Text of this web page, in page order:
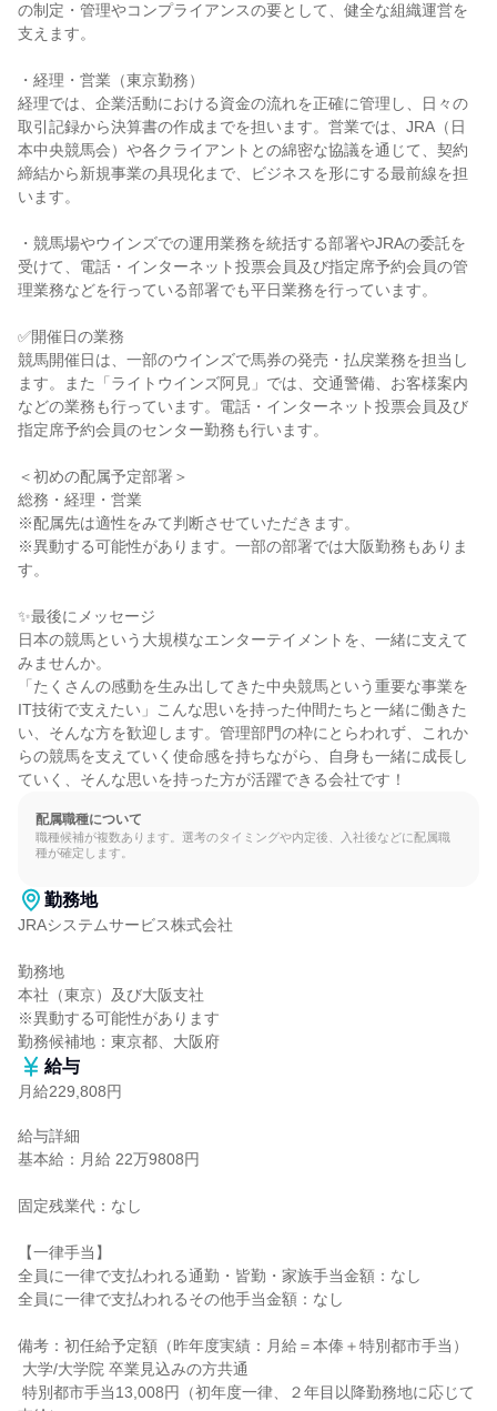
の制定・管理やコンプライアンスの要として、健全な組織運営を
支えます。
・経理・営業（東京勤務）
経理では、企業活動における資金の流れを正確に管理し、日々の
取引記録から決算書の作成までを担います。営業では、JRA（日
本中央競馬会）や各クライアントとの綿密な協議を通じて、契約
締結から新規事業の具現化まで、ビジネスを形にする最前線を担
います。
・競馬場やウインズでの運用業務を統括する部署やJRAの委託を
受けて、電話・インターネット投票会員及び指定席予約会員の管
理業務などを行っている部署でも平日業務を行っています。
✅開催日の業務
競馬開催日は、一部のウインズで馬券の発売・払戻業務を担当し
ます。また「ライトウインズ阿見」では、交通警備、お客様案内
などの業務も行っています。電話・インターネット投票会員及び
指定席予約会員のセンター勤務も行います。
＜初めの配属予定部署＞
総務・経理・営業
※配属先は適性をみて判断させていただきます。
※異動する可能性があります。一部の部署では大阪勤務もありま
す。
✨最後にメッセージ
日本の競馬という大規模なエンターテイメントを、一緒に支えて
みませんか。
「たくさんの感動を生み出してきた中央競馬という重要な事業を
IT技術で支えたい」こんな思いを持った仲間たちと一緒に働きた
い、そんな方を歓迎します。管理部門の枠にとらわれず、これか
らの競馬を支えていく使命感を持ちながら、自身も一緒に成長し
ていく、そんな思いを持った方が活躍できる会社です！
配属職種について
職種候補が複数あります。選考のタイミングや内定後、入社後などに配属職
種が確定します。
勤務地
JRAシステムサービス株式会社
勤務地
本社（東京）及び大阪支社
※異動する可能性があります
勤務候補地：東京都、大阪府
給与
月給229,808円
給与詳細
基本給：月給 22万9808円
固定残業代：なし
【一律手当】
全員に一律で支払われる通勤・皆勤・家族手当金額：なし
全員に一律で支払われるその他手当金額：なし
備考：初任給予定額（昨年度実績：月給＝本俸＋特別都市手当）